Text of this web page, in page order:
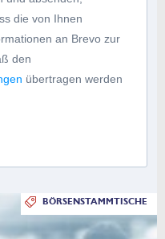
die von Ihnen
an Brevo zur
den
übertragen werden
BÖRSENSTAMMTISCHE